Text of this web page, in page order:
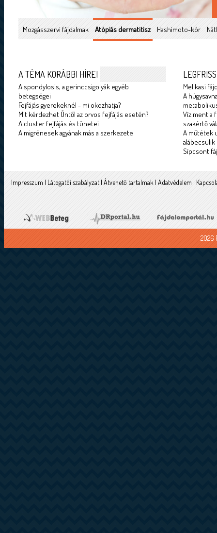
Mozgásszervi fájdalmak Atópiás dermatitisz Hashimoto-kór
A TÉMA KORÁBBI HÍREI
A spondylosis, a gerinccsigolyák egyéb
betegségei
Fejfájás gyerekeknél - mi okozhatja?
Mit kérdezhet Öntől az orvos fejfájás esetén?
A cluster fejfájás és tünetei
A migrénesek agyának más a szerkezete
Mellkasi
A
Víz ment a
szakértő
A műtétek
alábecsülik
Sípcsont
Impresszum | Látogatói szabályzat | Átvehető tartalmak | Adatvédelem |
2026